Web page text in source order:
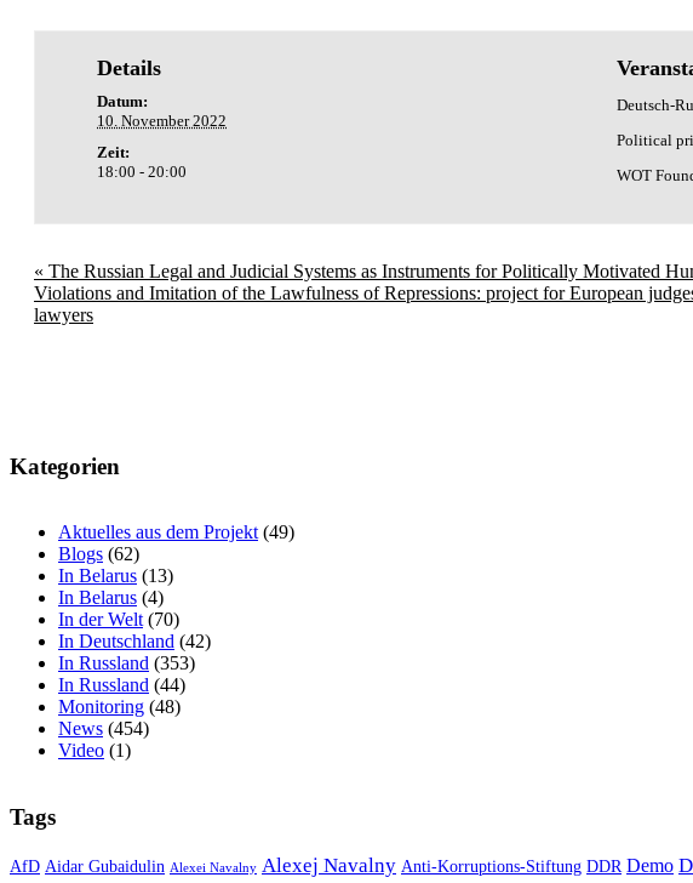
Details
Datum:
10. November 2022
Zeit:
18:00 - 20:00
Deutsch-
Political
WOT
« The Russian Legal and Judicial Systems as Instruments for Politically Motivated
Violations and Imitation of the Lawfulness of Repressions: project for European
lawyers
Kategorien
Aktuelles aus dem Projekt (49)
Blogs (62)
In Belarus (13)
In Belarus (4)
In der Welt (70)
In Deutschland (42)
In Russland (353)
In Russland (44)
Monitoring (48)
News (454)
Video (1)
Tags
AfD Aidar Gubaidulin Alexei Navalny Alexej Navalny Anti-Korruptions-Stiftung DDR Demo